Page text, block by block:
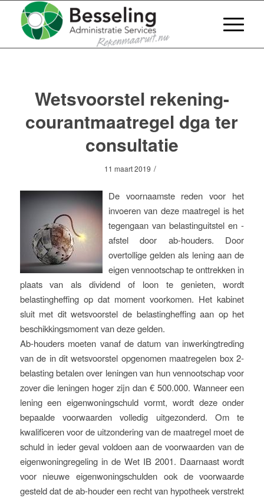
Wetsvoorstel rekening-
courantmaatregel dga ter
consultatie
11 maart 2019 /
De voornaamste reden voor het
invoeren van deze maatregel is het
tegengaan van belastinguitstel en -
afstel door ab-houders. Door
overtollige gelden als lening aan de
eigen vennootschap te onttrekken in
plaats van als dividend of loon te genieten, wordt
belastingheffing op dat moment voorkomen. Het kabinet
sluit met dit wetsvoorstel de belastingheffing aan op het
beschikkingsmoment van deze gelden.
Ab-houders moeten vanaf de datum van inwerkingtreding
van de in dit wetsvoorstel opgenomen maatregelen box 2-
belasting betalen over leningen van hun vennootschap voor
zover die leningen hoger zijn dan € 500.000. Wanneer een
lening een eigenwoningschuld vormt, wordt deze onder
bepaalde voorwaarden volledig uitgezonderd. Om te
kwalificeren voor de uitzondering van de maatregel moet de
schuld in ieder geval voldoen aan de voorwaarden van de
eigenwoningregeling in de Wet IB 2001. Daarnaast wordt
voor nieuwe eigenwoningschulden ook de voorwaarde
gesteld dat de ab-houder een recht van hypotheek verstrekt